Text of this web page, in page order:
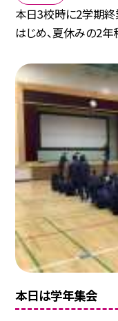
本日3校時に2学期終
はじめ、夏休みの2年
本日は学年集会